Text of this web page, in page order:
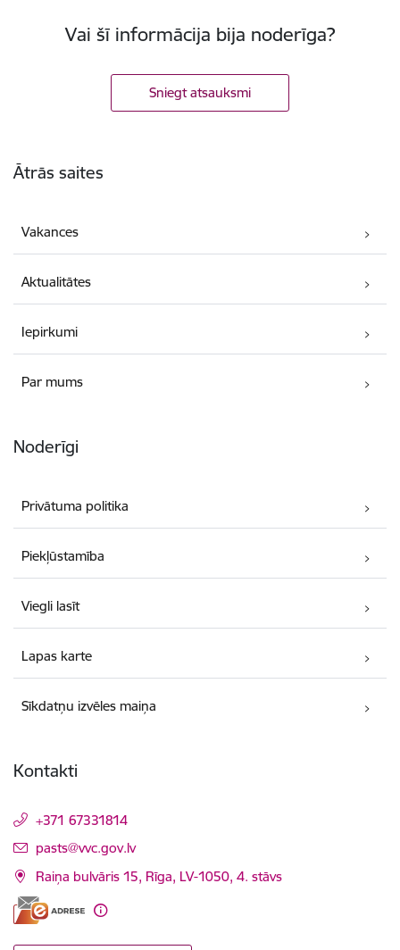
Vai šī informācija bija noderīga?
Sniegt atsauksmi
Ātrās saites
Vakances
Aktualitātes
Iepirkumi
Par mums
Noderīgi
Privātuma politika
Piekļūstamība
Viegli lasīt
Lapas karte
Sīkdatņu izvēles maiņa
Kontakti
+371 67331814
E-pasts:
pasts@vvc.gov.lv
Raiņa bulvāris 15, Rīga, LV-1050, 4. stāvs